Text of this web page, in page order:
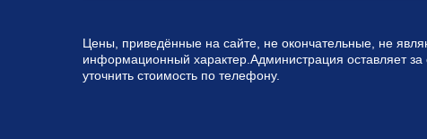
Цены, приведённые на сайте, не окончательные, не
информационный характер.Администрация оставляет
уточнить стоимость по телефону.